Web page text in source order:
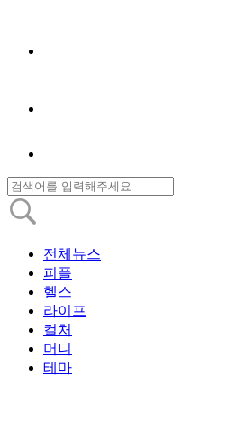
전체뉴스
피플
헬스
라이프
컬처
머니
테마